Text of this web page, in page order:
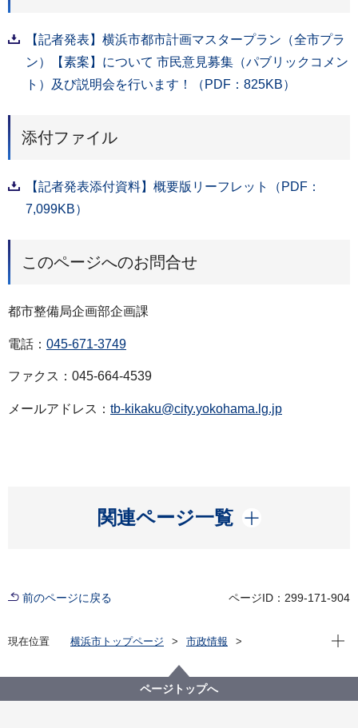
【記者発表】横浜市都市計画マスタープラン（全市プラ
ン）【素案】について 市民意見募集（パブリックコメン
ト）及び説明会を行います！（PDF：825KB）
添付ファイル
【記者発表添付資料】概要版リーフレット（PDF：
7,099KB）
このページへのお問合せ
都市整備局企画部企画課
電話： 045-671-3749
ファクス：045-664-4539
メールアドレス： tb-kikaku@city.yokohama.lg.jp
関連ページ一覧
開く
前のページに戻る ページID：299-171-904
現在位置 横浜市トップページ
市政情報
横浜市都市計画マスタープラン（全市プラン）【素
案】について 市民意見募集（パブリックコメント）及
現在
ページトップへ